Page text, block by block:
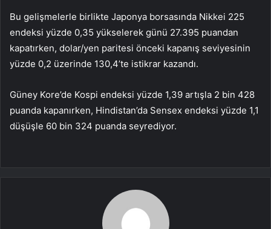
Bu gelişmelerle birlikte Japonya borsasında Nikkei 225
endeksi yüzde 0,35 yükselerek günü 27.395 puandan
kapatırken, dolar/yen paritesi önceki kapanış seviyesinin
yüzde 0,2 üzerinde 130,4’te istikrar kazandı.
Güney Kore’de Kospi endeksi yüzde 1,39 artışla 2 bin 428
puanda kapanırken, Hindistan’da Sensex endeksi yüzde 1,1
düşüşle 60 bin 324 puanda seyrediyor.